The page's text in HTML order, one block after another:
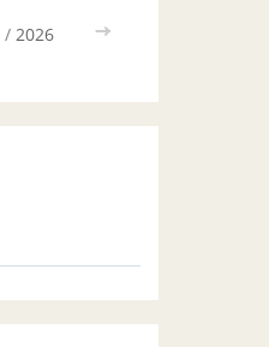
/ 2026 >>